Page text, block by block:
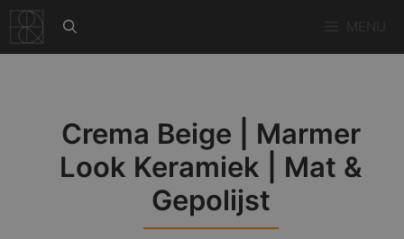
naar
de
Crema Beige | Marmer
Look Keramiek | Mat &
Gepolijst